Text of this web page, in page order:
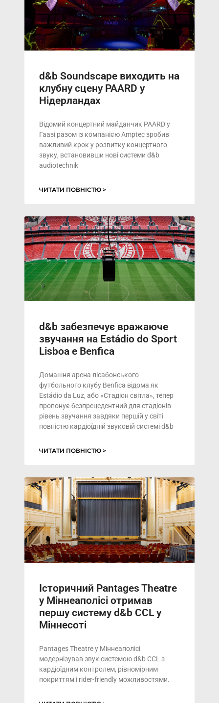
d&b Soundscape виходить на
клубну сцену PAARD у
Нідерландах
Відомий концертний майданчик PAARD у
Гаазі разом із компанією Amptec зробив
важливий крок у розвитку концертного
звуку, встановивши нові системи d&b
audiotechnik
ЧИТАТИ ПОВНІСТЮ >
d&b забезпечує вражаюче
звучання на Estádio do Sport
Lisboa e Benfica
Домашня арена лісабонського
футбольного клубу Benfica відома як
Estádio da Luz, або «Стадіон світла», тепер
пропонує безпрецедентний для стадіонів
рівень звучання завдяки першій у світі
повністю кардіоїдній звуковій системі d&b
ЧИТАТИ ПОВНІСТЮ >
Історичний Pantages Theatre
у Міннеаполісі отримав
першу систему d&b CCL у
Міннесоті
Pantages Theatre у Міннеаполісі
модернізував звук системою d&b CCL з
кардіоїдним контролем, рівномірним
покриттям і rider-friendly можливостями.